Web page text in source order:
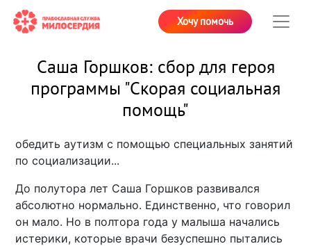
Хочу помочь
Саша Горшков: сбор для героя
программы "Скорая социальная
помощь"
обедить аутизм с помощью специальных занятий
по социализации...
До полутора лет Саша Горшков развивался
абсолютно нормально. Единственно, что говорил
он мало. Но в полтора года у малыша начались
истерики, которые врачи безуспешно пытались